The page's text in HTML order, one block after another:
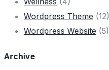
Wordpress Theme (12)
Wordpress Website (5)
Archive